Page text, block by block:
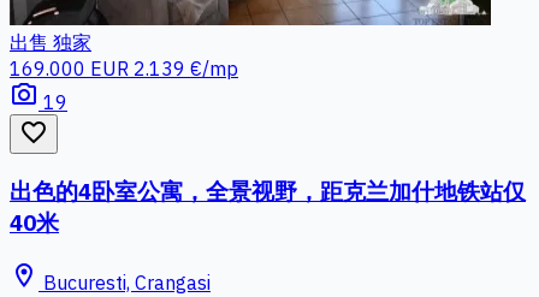
出售 独家
169.000 EUR 2.139 €/mp
photo_camera 19
favorite_border
出色的4卧室公寓，全景视野，距克兰加什地铁站仅
40米
location_on Bucuresti, Crangasi